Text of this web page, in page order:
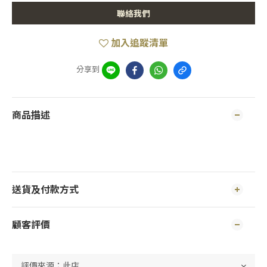
聯絡我們
加入追蹤清單
分享到
商品描述
送貨及付款方式
顧客評價